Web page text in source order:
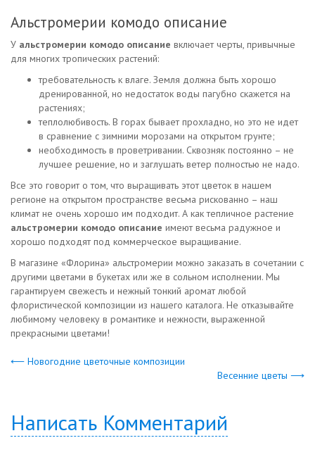
Альстромерии комодо описание
У альстромерии комодо описание включает черты, привычные
для многих тропических растений:
требовательность к влаге. Земля должна быть хорошо
дренированной, но недостаток воды пагубно скажется на
растениях;
теплолюбивость. В горах бывает прохладно, но это не идет
в сравнение с зимними морозами на открытом грунте;
необходимость в проветривании. Сквозняк постоянно – не
лучшее решение, но и заглушать ветер полностью не надо.
Все это говорит о том, что выращивать этот цветок в нашем
регионе на открытом пространстве весьма рискованно – наш
климат не очень хорошо им подходит. А как тепличное растение
альстромерии комодо описание имеют весьма радужное и
хорошо подходят под коммерческое выращивание.
В магазине «Флорина» альстромерии можно заказать в сочетании с
другими цветами в букетах или же в сольном исполнении. Мы
гарантируем свежесть и нежный тонкий аромат любой
флористической композиции из нашего каталога. Не отказывайте
любимому человеку в романтике и нежности, выраженной
прекрасными цветами!
⟵ Новогодние цветочные композиции
Весенние цветы ⟶
Написать Комментарий